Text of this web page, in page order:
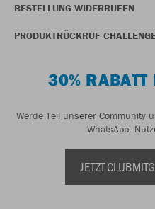
BESTELLUNG WIDERRUFEN
PRODUKTRÜCKRUF
30%
Werde Teil unserer Community
WhatsApp.
JETZT